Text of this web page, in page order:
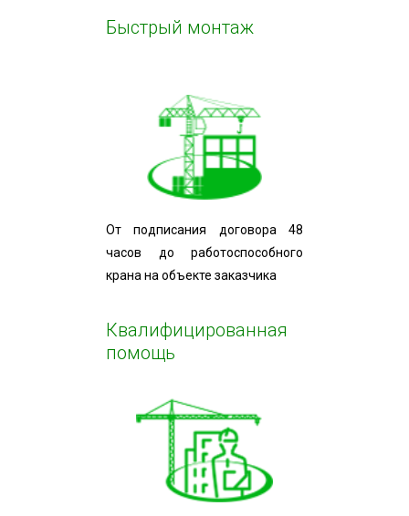
Быстрый монтаж
От подписания договора 48
часов до работоспособного
крана на объекте заказчика
Квалифицированная
помощь